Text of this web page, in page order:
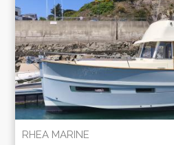
RHEA MARINE